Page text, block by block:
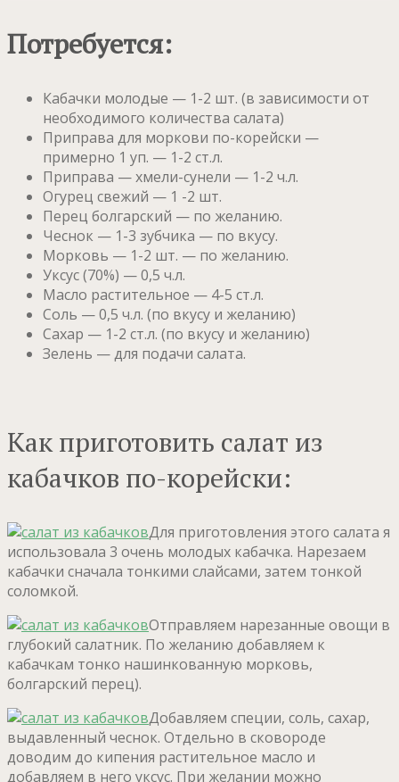
Потребуется:
Кабачки молодые — 1-2 шт. (в зависимости от
необходимого количества салата)
Приправа для моркови по-корейски —
примерно 1 уп. — 1-2 ст.л.
Приправа — хмели-сунели — 1-2 ч.л.
Огурец свежий — 1 -2 шт.
Перец болгарский — по желанию.
Чеснок — 1-3 зубчика — по вкусу.
Морковь — 1-2 шт. — по желанию.
Уксус (70%) — 0,5 ч.л.
Масло растительное — 4-5 ст.л.
Соль — 0,5 ч.л. (по вкусу и желанию)
Сахар — 1-2 ст.л. (по вкусу и желанию)
Зелень — для подачи салата.
Как приготовить салат из
кабачков по-корейски:
Для приготовления этого салата я
использовала 3 очень молодых кабачка. Нарезаем
кабачки сначала тонкими слайсами, затем тонкой
соломкой.
Отправляем нарезанные овощи в
глубокий салатник. По желанию добавляем к
кабачкам тонко нашинкованную морковь,
болгарский перец).
Добавляем специи, соль, сахар,
выдавленный чеснок. Отдельно в сковороде
доводим до кипения растительное масло и
добавляем в него уксус. При желании можно